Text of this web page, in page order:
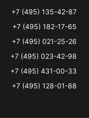
+7 (495) 135-42-87
+7 (495) 182-17-65
+7 (495) 021-25-26
+7 (495) 023-42-98
+7 (495) 431-00-33
+7 (495) 128-01-88